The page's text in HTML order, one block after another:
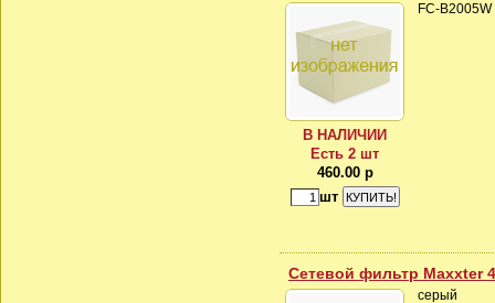
В НАЛИЧИИ
Есть 2 шт
460.00 р
шт
FC-B2005W
Сетевой фильтр Maxxter
серый